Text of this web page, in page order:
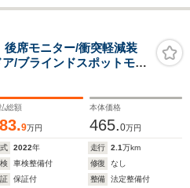
席モニター/衝突軽減装
/ブラインドスポットモニ
総額
9万円
本体価格
465.0万円
2022年 走行 2.1万km
車検整備付 修復
なし
保証付 整備
法定整備付